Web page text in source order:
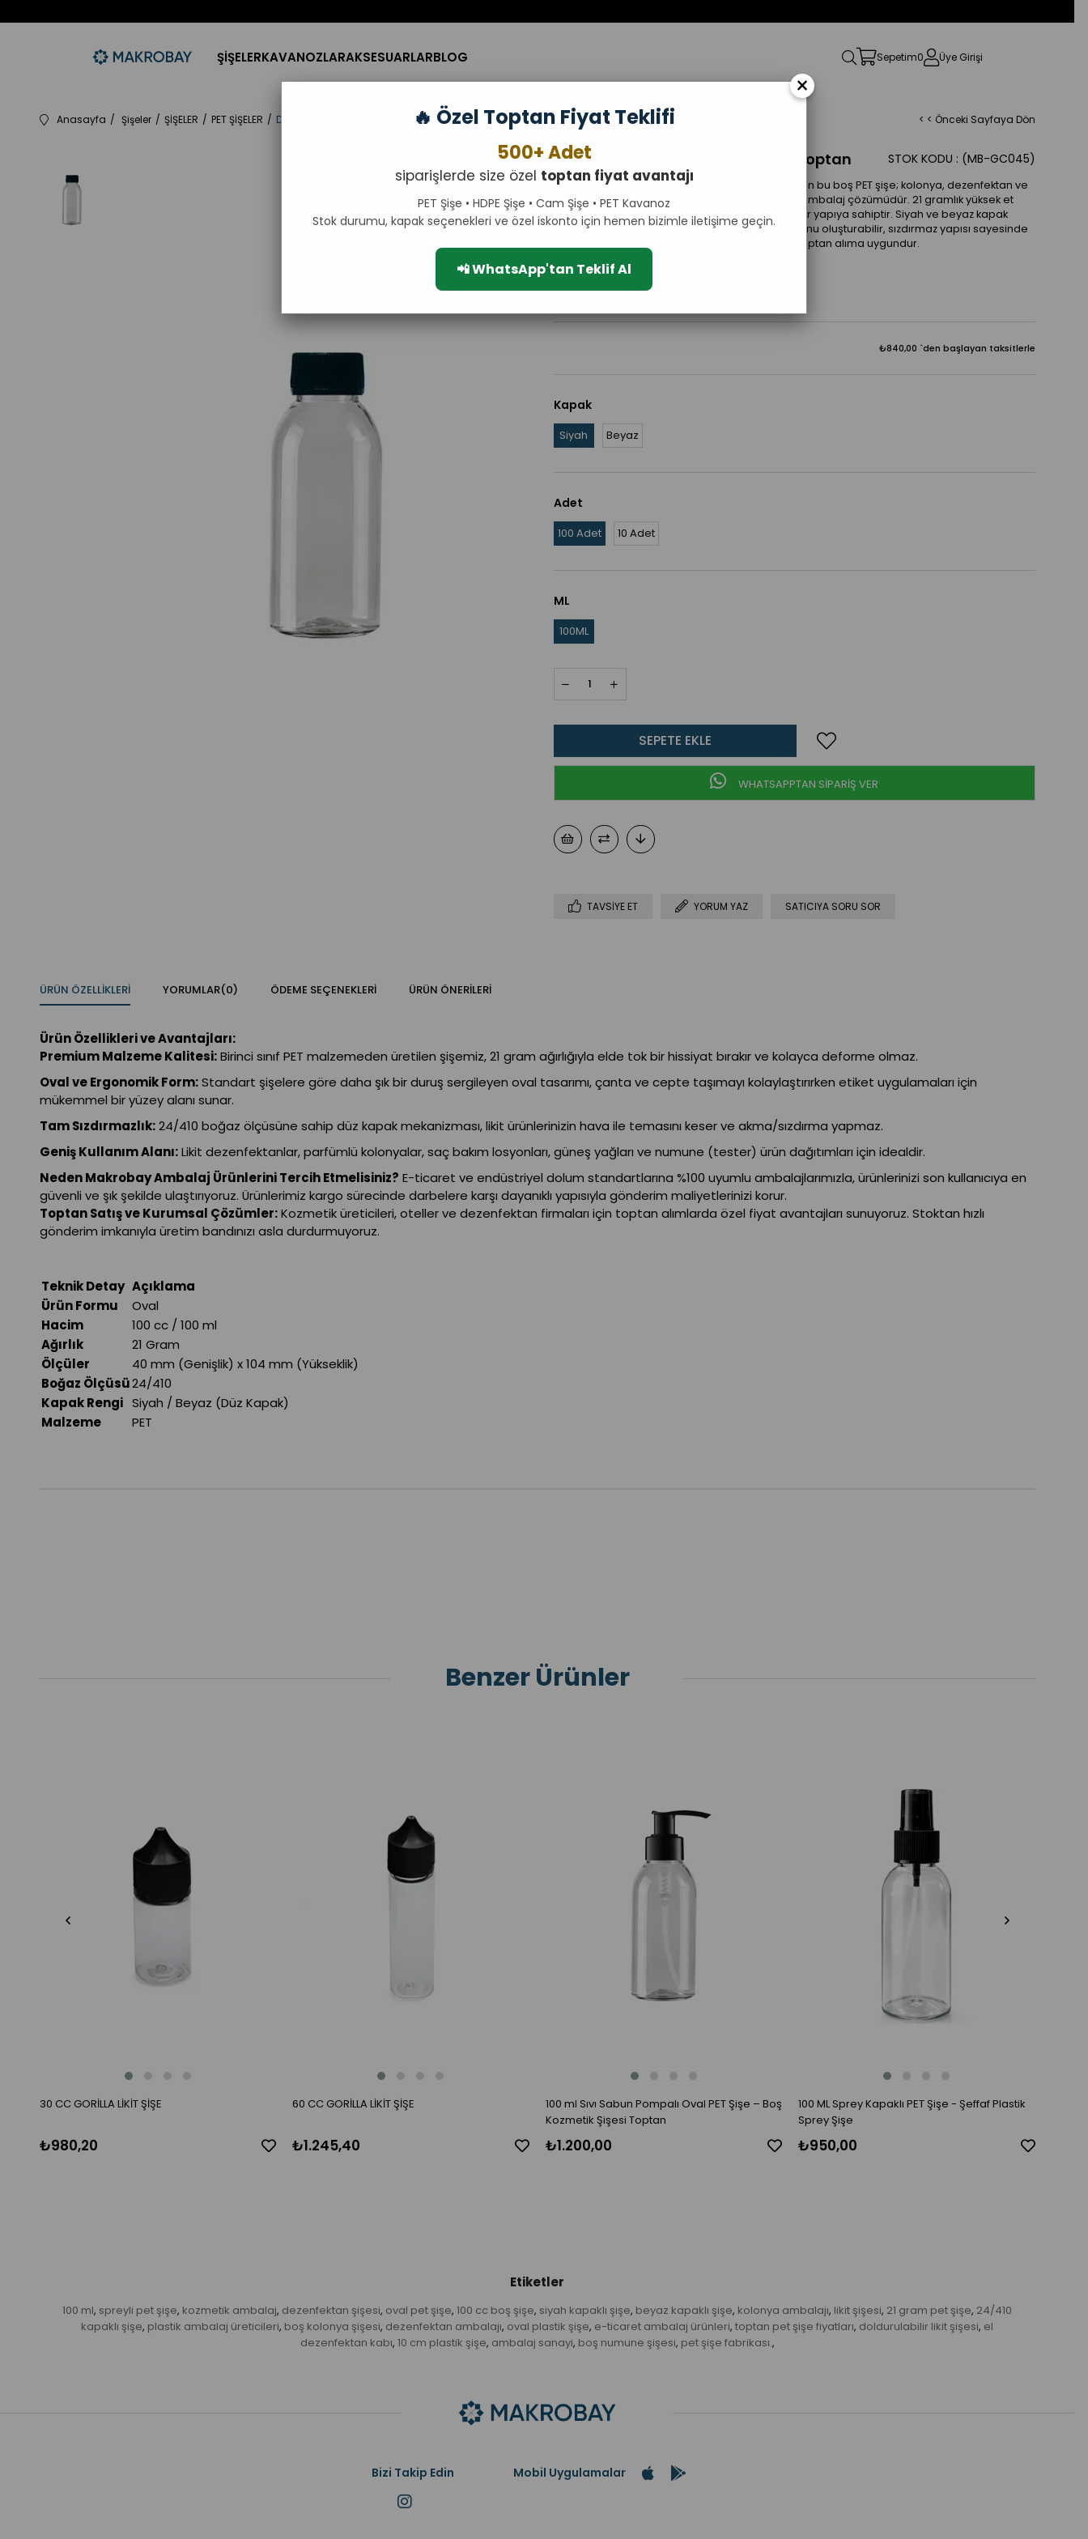
ŞİŞELERKAVANOZLARAKSESUARLARBLOG Sepetim0 Üye Girişi
Anasayfa Şişeler ŞİŞELER PET ŞİŞELER Düz Kapaklı 100ml Boş PET Şişe – Toptan < < Önceki Sayfaya Dön
Düz Kapaklı 100ml Boş PET Şişe – Toptan (MB-GC045)
STOK KODU
100 ml hacmi ve estetik oval formuyla dikkat çeken bu boş PET şişe; kolonya, dezenfektan ve
tüm likit kozmetik ürünleriniz için profesyonel bir ambalaj çözümüdür. 21 gramlık yüksek et
kalınlığı sayesinde rakiplerinden daha sağlam bir yapıya sahiptir. Siyah ve beyaz kapak
seçenekleriyle markanıza en uygun kombinasyonu oluşturabilir, sızdırmaz yapısı sayesinde
güvenle kullanabilirsiniz. Hem bireysel hem de toptan alıma uygundur.
₺700,00
KDV Dahil₺840,00
₺840,00 `den başlayan taksitlerle
Kapak
Siyah Beyaz
Adet
100 Adet 10 Adet
ML
100ML
WHATSAPPTAN SİPARİŞ VER
TAVSIYE ET YORUM YAZ SATICIYA SORU SOR
ÜRÜN ÖZELLIKLERI YORUMLAR(0) ÖDEME SEÇENEKLERI ÜRÜN ÖNERILERI
Ürün Özellikleri ve Avantajları:
Premium Malzeme Kalitesi:Birinci sınıf PET malzemeden üretilen şişemiz, 21 gram ağırlığıyla elde tok bir hissiyat bırakır ve kolayca deforme olmaz.
Oval ve Ergonomik Form:Standart şişelere göre daha şık bir duruş sergileyen oval tasarımı, çanta ve cepte taşımayı kolaylaştırırken etiket uygulamaları için
mükemmel bir yüzey alanı sunar.
Tam Sızdırmazlık:24/410 boğaz ölçüsüne sahip düz kapak mekanizması, likit ürünlerinizin hava ile temasını keser ve akma/sızdırma yapmaz.
Geniş Kullanım Alanı:Likit dezenfektanlar, parfümlü kolonyalar, saç bakım losyonları, güneş yağları ve numune (tester) ürün dağıtımları için idealdir.
Neden Makrobay Ambalaj Ürünlerini Tercih Etmelisiniz? E-ticaret ve endüstriyel dolum standartlarına %100 uyumlu ambalajlarımızla, ürünlerinizi son kullanıcıya en
güvenli ve şık şekilde ulaştırıyoruz. Ürünlerimiz kargo sürecinde darbelere karşı dayanıklı yapısıyla gönderim maliyetlerinizi korur.
Toptan Satış ve Kurumsal Çözümler:Kozmetik üreticileri, oteller ve dezenfektan firmaları için toptan alımlarda özel fiyat avantajları sunuyoruz. Stoktan hızlı
gönderim imkanıyla üretim bandınızı asla durdurmuyoruz.
Teknik Detay Açıklama
Ürün Formu
Oval
Hacim
100 cc / 100 ml
Ağırlık
21 Gram
Ölçüler
40 mm (Genişlik) x 104 mm (Yükseklik)
Boğaz Ölçüsü24/410
Kapak Rengi Siyah / Beyaz (Düz Kapak)
Malzeme
PET
Benzer Ürünler
30 CC GORİLLA LİKİT ŞİŞE
₺980,20
60 CC GORİLLA LİKİT ŞİŞE
₺1.245,40
100 ml Sıvı Sabun Pompalı Oval PET Şişe – Boş
Kozmetik Şişesi Toptan
₺1.200,00
100 ML Sprey Kapaklı PET Şişe - Şeffaf Plastik
Sprey Şişe
₺950,00
Etiketler
100 ml, spreyli pet şişe, kozmetik ambalaj, dezenfektan şişesi, oval pet şişe, 100 cc boş şişe, siyah kapaklı şişe, beyaz kapaklı şişe, kolonya ambalajı, likit şişesi, 21 gram pet şişe, 24/410
kapaklı şişe, plastik ambalaj üreticileri, boş kolonya şişesi, dezenfektan ambalajı, oval plastik şişe, e-ticaret ambalaj ürünleri, toptan pet şişe fiyatları, doldurulabilir likit şişesi, el
dezenfektan kabı, 10 cm plastik şişe, ambalaj sanayi, boş numune şişesi, pet şişe fabrikası.,
Bizi Takip Edin Mobil Uygulamalar
×
🔥 Özel Toptan Fiyat Teklifi
500+ Adet
siparişlerde size özel toptan fiyat avantajı
PET Şişe • HDPE Şişe • Cam Şişe • PET Kavanoz
Stok durumu, kapak seçenekleri ve özel iskonto için hemen bizimle iletişime geçin.
📲 WhatsApp'tan Teklif Al